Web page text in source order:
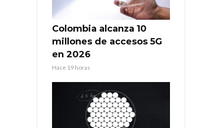
Colombia alcanza 10
millones de accesos 5G
en 2026
Hace 19 horas